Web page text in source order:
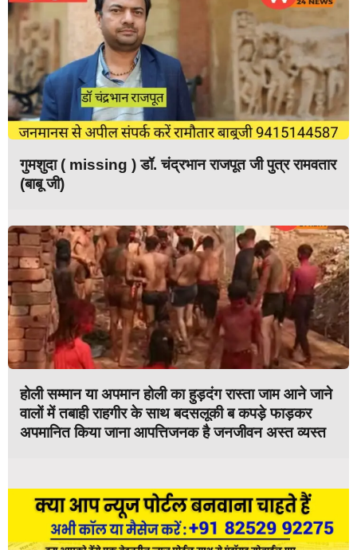
गुमशुदा ( missing ) डॉ. चंद्रभान राजपूत जी पुत्र रामवतार
(बाबू जी)
होली सम्मान या अपमान होली का हुड़दंग रास्ता जाम आने जाने
वालों में तबाही राहगीर के साथ बदसलूकी ब कपड़े फाड़कर
अपमानित किया जाना आपत्तिजनक है जनजीवन अस्त व्यस्त